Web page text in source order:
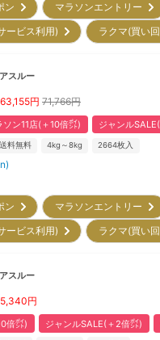
ン マラソンエントリー
ービス利用)
ラクマ(買い
スルー
63,155円 71,766円
ソン11店(＋10倍㌽) ジャンル
送料無料 4kg～8kg 2664枚入
ン マラソンエントリー
ービス利用)
ラクマ(買い
スルー
5,340円
倍㌽) ジャンルSALE(＋2倍㌽)